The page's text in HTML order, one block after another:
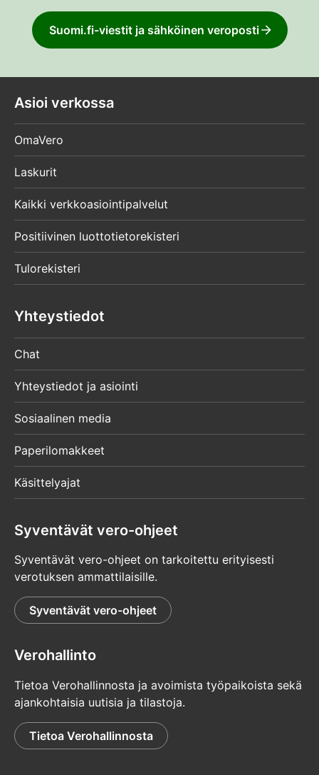
Suomi.fi-viestit ja sähköinen veroposti
Asioi verkossa
OmaVero
Laskurit
Kaikki verkkoasiointipalvelut
Positiivinen luottotietorekisteri
Tulorekisteri
Yhteystiedot
Chat
Yhteystiedot ja asiointi
Sosiaalinen media
Paperilomakkeet
Käsittelyajat
Syventävät vero-ohjeet
Syventävät vero-ohjeet on tarkoitettu erityisesti
verotuksen ammattilaisille.
Syventävät vero-ohjeet
Verohallinto
Tietoa Verohallinnosta ja avoimista työpaikoista sekä
ajankohtaisia uutisia ja tilastoja.
Tietoa Verohallinnosta